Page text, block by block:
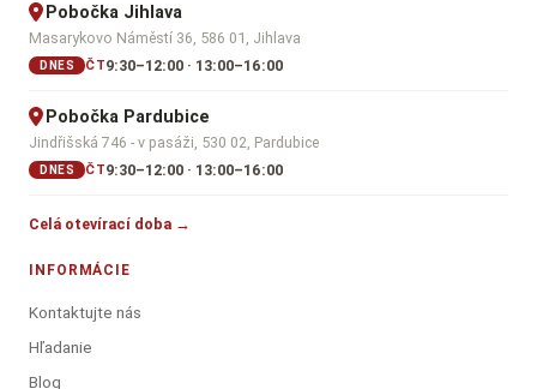
Pobočka Jihlava
Masarykovo Náměstí 36, 586 01, Jihlava
DNES ČT9:30–12:00 · 13:00–16:00
Pobočka Pardubice
Jindřišská 746 - v pasáži, 530 02, Pardubice
DNES ČT9:30–12:00 · 13:00–16:00
Celá otevírací doba →
INFORMÁCIE
Kontaktujte nás
Hľadanie
Blog